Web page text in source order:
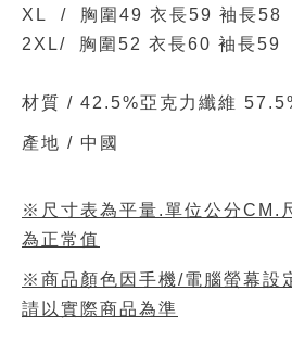
XL /
胸圍49 衣長59 袖長58
2XL/
胸圍52 衣長60 袖長59
材質 / 42.5%亞克力纖維
產地 / 中國
※尺寸表為平量.單位公分CM.
為正常值
※商品顏色因手機/電腦螢幕設
請以實際商品為準